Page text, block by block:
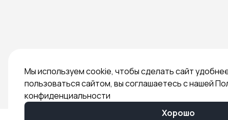
Мы используем cookie, чтобы сделать сайт
пользоваться сайтом, вы соглашаетесь с нашей
конфиденциальности
Хорошо